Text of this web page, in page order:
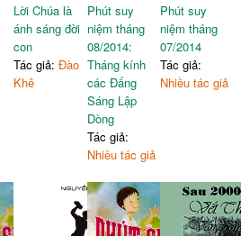
Lời Chúa là
ánh sáng đời
con
Tác giả:Đào
Khê
Phút suy
niệm tháng
08/2014:
Tháng kính
các Đấng
Sáng Lập
Dòng
Tác giả:
Nhiều tác giả
Phút suy
niệm tháng
07/2014
Tác giả:
Nhiều tác giả